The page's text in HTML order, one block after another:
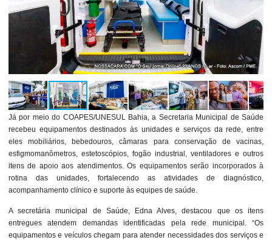
Já por meio do COAPES/UNESUL Bahia, a Secretaria Municipal de Saúde
recebeu equipamentos destinados às unidades e serviços da rede, entre
eles mobiliários, bebedouros, câmaras para conservação de vacinas,
esfigmomanômetros, estetoscópios, fogão industrial, ventiladores e outros
itens de apoio aos atendimentos. Os equipamentos serão incorporados à
rotina das unidades, fortalecendo as atividades de diagnóstico,
acompanhamento clínico e suporte às equipes de saúde.
A secretária municipal de Saúde, Edna Alves, destacou que os itens
entregues atendem demandas identificadas pela rede municipal. “Os
equipamentos e veículos chegam para atender necessidades dos serviços e